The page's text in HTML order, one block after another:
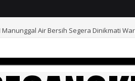
Air Bersih Segera Dinikmati